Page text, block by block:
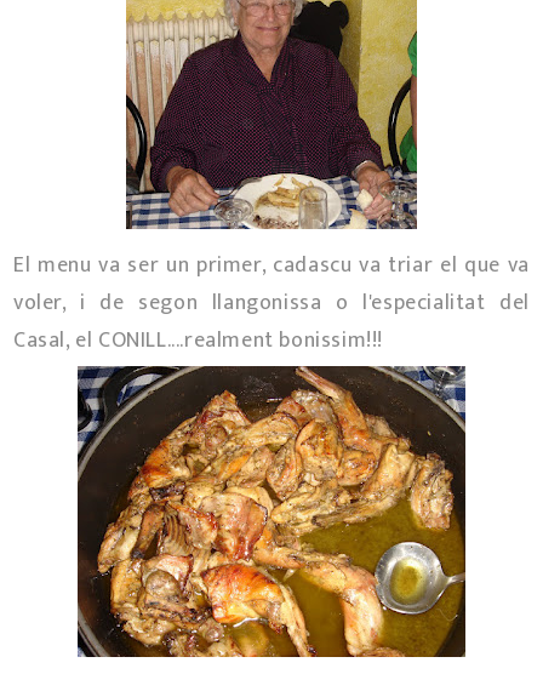
El menu va ser un primer, cadascu va triar el que va
voler, i de segon llangonissa o l'especialitat del
Casal, el CONILL....realment bonissim!!!